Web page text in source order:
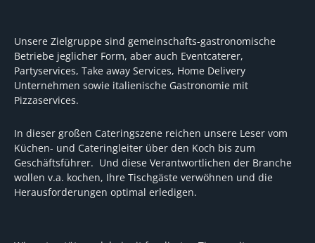
Unsere Zielgruppe sind gemeinschafts-gastronomische
Betriebe jeglicher Form, aber auch Eventcaterer,
Partyservices, Take away Services, Home Delivery
Unternehmen sowie italienische Gastronomie mit
Pizzaservices.
In dieser großen Cateringszene reichen unsere Leser vom
Küchen- und Cateringleiter über den Koch bis zum
Geschäftsführer. Und diese Verantwortlichen der Branche
wollen v.a. kochen, Ihre Tischgäste verwöhnen und die
Herausforderungen optimal erledigen.